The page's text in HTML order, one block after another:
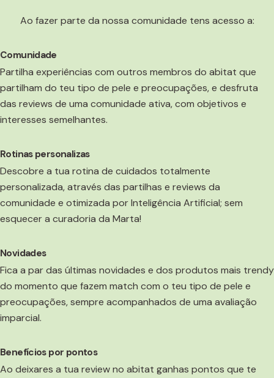
Ao fazer parte da nossa comunidade tens acesso a:
Comunidade
Partilha experiências com outros membros do abitat que
partilham do teu tipo de pele e preocupações, e desfruta
das reviews de uma comunidade ativa, com objetivos e
interesses semelhantes.
Rotinas personalizas
Descobre a tua rotina de cuidados totalmente
personalizada, através das partilhas e reviews da
comunidade e otimizada por Inteligência Artificial; sem
esquecer a curadoria da Marta!
Novidades
Fica a par das últimas novidades e dos produtos mais trendy
do momento que fazem match com o teu tipo de pele e
preocupações, sempre acompanhados de uma avaliação
imparcial.
Benefícios por pontos
Ao deixares a tua review no abitat ganhas pontos que te